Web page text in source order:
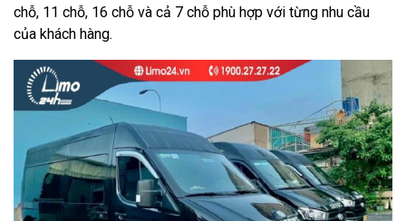
chỗ, 11 chỗ, 16 chỗ và cả 7 chỗ phù hợp với từng nhu cầu
của khách hàng.